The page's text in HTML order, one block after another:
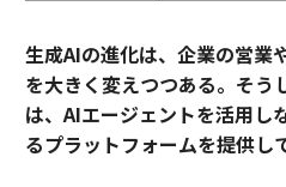
生成AIの進化は、企業の営業
を大きく変えつつある。そ
は、AIエージェントを活用し
るプラットフォームを提供し